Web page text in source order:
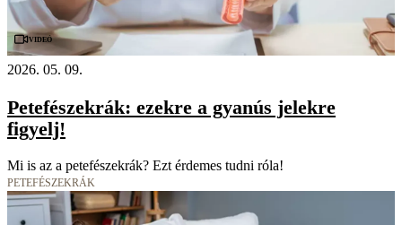
Videó
2026. 05. 09.
Petefészekrák: ezekre a gyanús jelekre
figyelj!
Mi is az a petefészekrák? Ezt érdemes tudni róla!
PETEFÉSZEKRÁK